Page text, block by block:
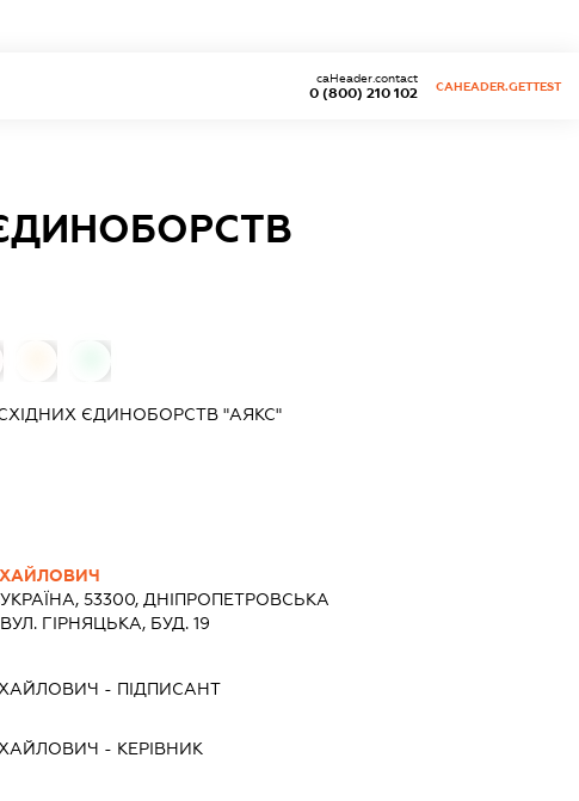
0 (800) 210 102
caHeader.contact
CAHEADER.GETTEST
ЄДИНОБОРСТВ "АЯКС"
УКРАЇНА, 53300, ДНIПРОПЕТРОВСЬКА
ГІРНЯЦЬКА, БУД. 19
- ПІДПИСАНТ
- КЕРІВНИК